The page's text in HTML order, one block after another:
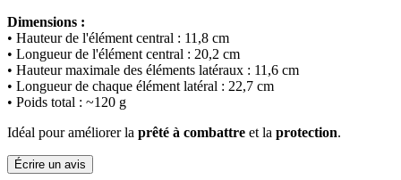
Dimensions :
• Hauteur de l'élément central : 11,8 cm
• Longueur de l'élément central : 20,2 cm
• Hauteur maximale des éléments latéraux : 11,6 cm
• Longueur de chaque élément latéral : 22,7 cm
• Poids total : ~120 g
Idéal pour améliorer la prêté à combattre et la protection.
Écrire un avis